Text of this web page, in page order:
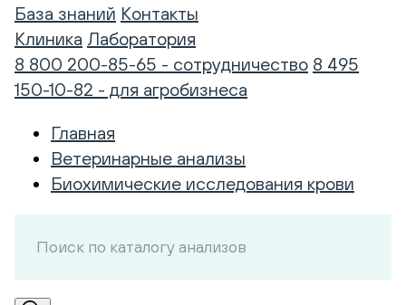
База знаний Контакты
Клиника Лаборатория
8 800 200-85-65 - сотрудничество 8 495
150-10-82 - для агробизнеса
Главная
Ветеринарные анализы
Биохимические исследования крови